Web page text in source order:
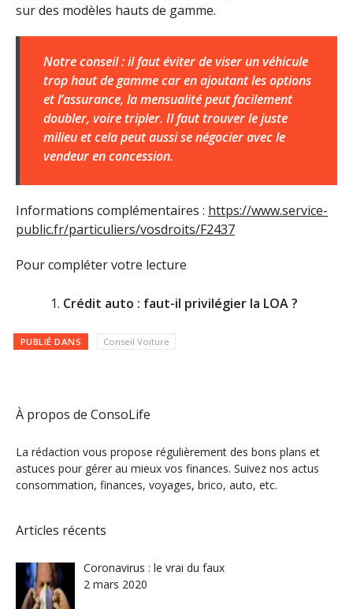
sur des modèles hauts de gamme.
Notre conseil : il faut éviter de viser un véhicule
trop haut de gamme car en ajoutant les options
et l’assurance, la mensualité peut facilement
doubler, voire tripler. Il faut trouver le juste
milieu et cela peut aussi se négocier avec le
vendeur en concession.
Informations complémentaires : https://www.service-
public.fr/particuliers/vosdroits/F2437
Pour compléter votre lecture
Crédit auto : faut-il privilégier la LOA ?
PUBLIÉ DANS Conseil Voiture
À propos de ConsoLife
La rédaction vous propose régulièrement des bons plans et
astuces pour gérer au mieux vos finances. Suivez nos actus
consommation, finances, voyages, brico, auto, etc.
Articles récents
Coronavirus : le vrai du faux
2 mars 2020